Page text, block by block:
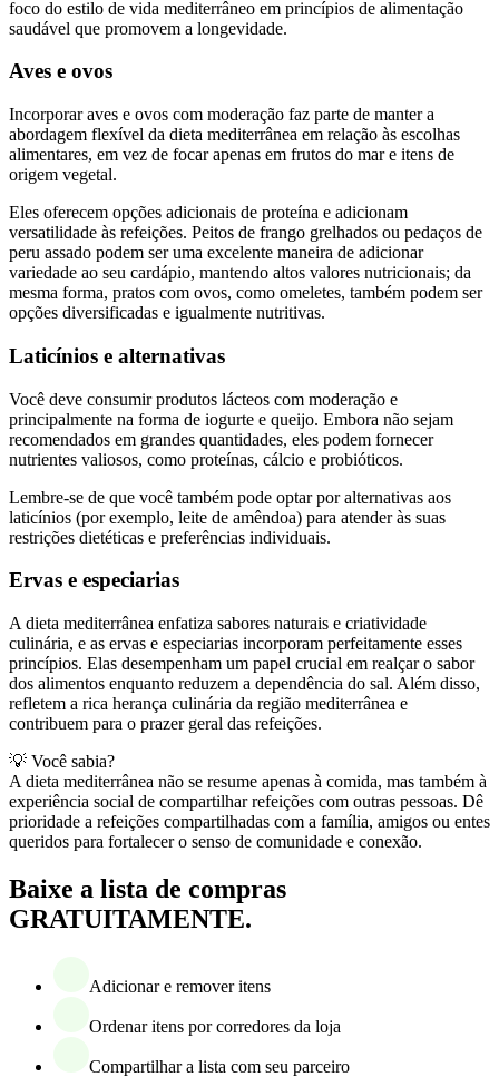
foco do estilo de vida mediterrâneo em princípios de alimentação
saudável que promovem a longevidade.
Aves e ovos
Incorporar aves e ovos com moderação faz parte de manter a
abordagem flexível da dieta mediterrânea em relação às escolhas
alimentares, em vez de focar apenas em frutos do mar e itens de
origem vegetal.
Eles oferecem opções adicionais de proteína e adicionam
versatilidade às refeições. Peitos de frango grelhados ou pedaços de
peru assado podem ser uma excelente maneira de adicionar
variedade ao seu cardápio, mantendo altos valores nutricionais; da
mesma forma, pratos com ovos, como omeletes, também podem ser
opções diversificadas e igualmente nutritivas.
Laticínios e alternativas
Você deve consumir produtos lácteos com moderação e
principalmente na forma de iogurte e queijo. Embora não sejam
recomendados em grandes quantidades, eles podem fornecer
nutrientes valiosos, como proteínas, cálcio e probióticos.
Lembre-se de que você também pode optar por alternativas aos
laticínios (por exemplo, leite de amêndoa) para atender às suas
restrições dietéticas e preferências individuais.
Ervas e especiarias
A dieta mediterrânea enfatiza sabores naturais e criatividade
culinária, e as ervas e especiarias incorporam perfeitamente esses
princípios. Elas desempenham um papel crucial em realçar o sabor
dos alimentos enquanto reduzem a dependência do sal. Além disso,
refletem a rica herança culinária da região mediterrânea e
contribuem para o prazer geral das refeições.
💡 Você sabia?
A dieta mediterrânea não se resume apenas à comida, mas também à
experiência social de compartilhar refeições com outras pessoas. Dê
prioridade a refeições compartilhadas com a família, amigos ou entes
queridos para fortalecer o senso de comunidade e conexão.
Baixe a lista de compras
GRATUITAMENTE.
Adicionar e remover itens
Ordenar itens por corredores da loja
Compartilhar a lista com seu parceiro